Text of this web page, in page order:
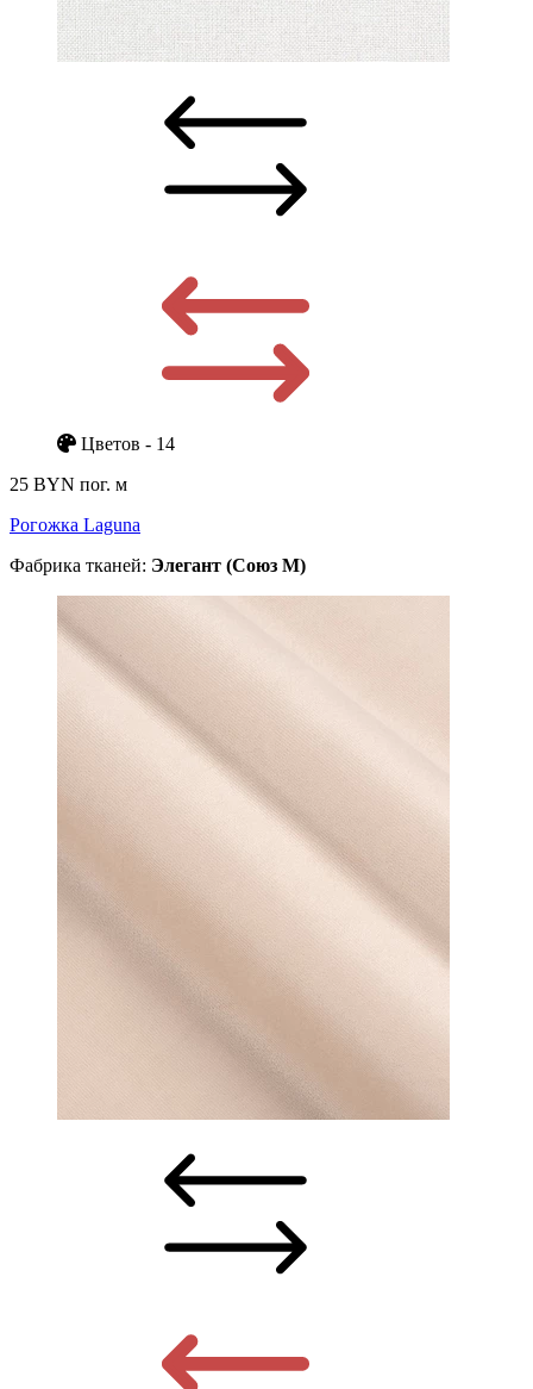
Цветов - 14
25 BYN пог. м
Рогожка Laguna
Фабрика тканей: Элегант (Союз М)